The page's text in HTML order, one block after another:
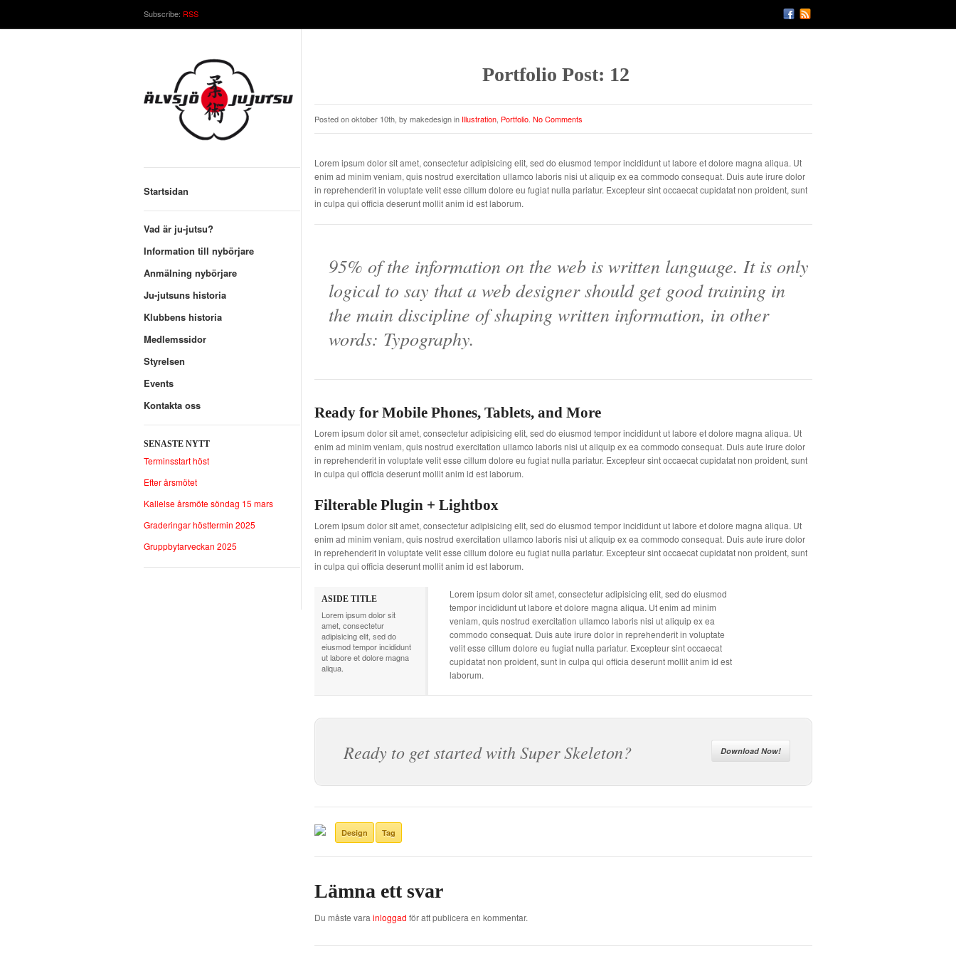
Subscribe: RSS
Startsidan
Vad är ju-jutsu?
Information till nybörjare
Anmälning nybörjare
Ju-jutsuns historia
Klubbens historia
Medlemssidor
Styrelsen
Events
Kontakta oss
SENASTE NYTT
Terminsstart höst
Efter årsmötet
Kallelse årsmöte söndag 15 mars
Graderingar hösttermin 2025
Gruppbytarveckan 2025
Portfolio Post: 12
Posted on oktober 10th, by makedesign in Illustration Portfolio No Comments
Lorem ipsum dolor sit amet, consectetur adipisicing elit, sed do eiusmod tempor incididunt ut labore et dolore magna aliqua. Ut
enim ad minim veniam, quis nostrud exercitation ullamco laboris nisi ut aliquip ex ea commodo consequat. Duis aute irure dolor
in reprehenderit in voluptate velit esse cillum dolore eu fugiat nulla pariatur. Excepteur sint occaecat cupidatat non proident, sunt
in culpa qui officia deserunt mollit anim id est laborum.
95% of the information on the web is written language. It is only
logical to say that a web designer should get good training in
the main discipline of shaping written information, in other
words: Typography.
Ready for Mobile Phones, Tablets, and More
Lorem ipsum dolor sit amet, consectetur adipisicing elit, sed do eiusmod tempor incididunt ut labore et dolore magna aliqua. Ut
enim ad minim veniam, quis nostrud exercitation ullamco laboris nisi ut aliquip ex ea commodo consequat. Duis aute irure dolor
in reprehenderit in voluptate velit esse cillum dolore eu fugiat nulla pariatur. Excepteur sint occaecat cupidatat non proident, sunt
in culpa qui officia deserunt mollit anim id est laborum.
Filterable Plugin + Lightbox
Lorem ipsum dolor sit amet, consectetur adipisicing elit, sed do eiusmod tempor incididunt ut labore et dolore magna aliqua. Ut
enim ad minim veniam, quis nostrud exercitation ullamco laboris nisi ut aliquip ex ea commodo consequat. Duis aute irure dolor
in reprehenderit in voluptate velit esse cillum dolore eu fugiat nulla pariatur. Excepteur sint occaecat cupidatat non proident, sunt
in culpa qui officia deserunt mollit anim id est laborum.
ASIDE TITLE
Lorem ipsum dolor sit
amet, consectetur
adipisicing elit, sed do
eiusmod tempor incididunt
ut labore et dolore magna
aliqua.
Lorem ipsum dolor sit amet, consectetur adipisicing elit, sed do eiusmod
tempor incididunt ut labore et dolore magna aliqua. Ut enim ad minim
veniam, quis nostrud exercitation ullamco laboris nisi ut aliquip ex ea
commodo consequat. Duis aute irure dolor in reprehenderit in voluptate
velit esse cillum dolore eu fugiat nulla pariatur. Excepteur sint occaecat
cupidatat non proident, sunt in culpa qui officia deserunt mollit anim id est
laborum.
Download Now!
Ready to get started with Super Skeleton?
Design Tag
Lämna ett svar
Du måste vara inloggad för att publicera en kommentar.